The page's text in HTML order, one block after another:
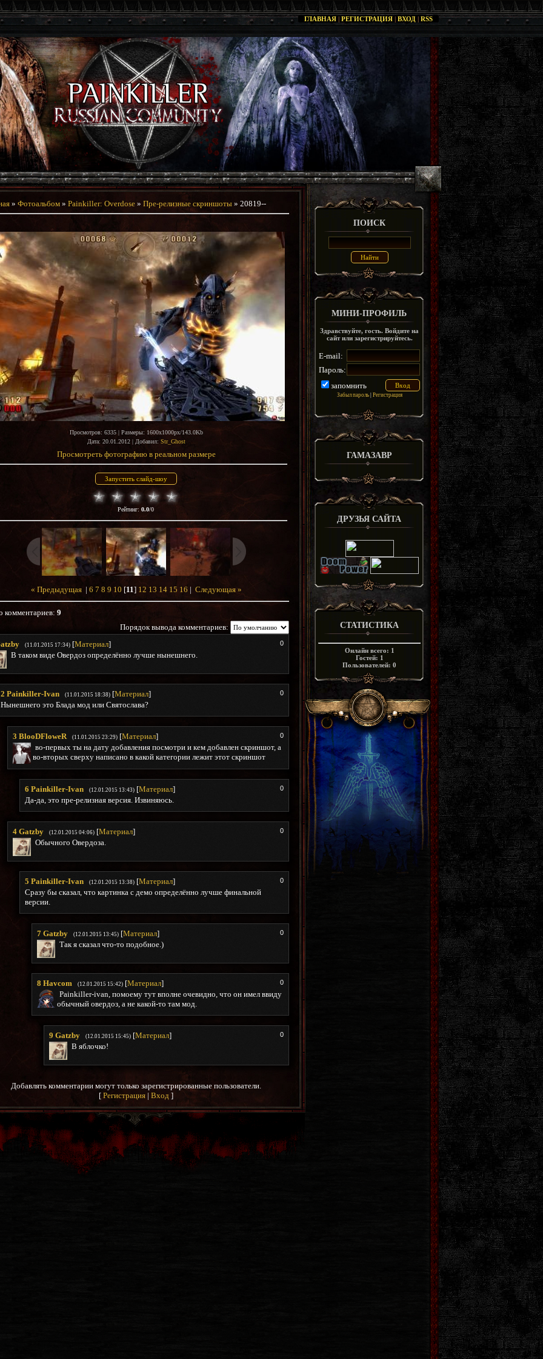
ГЛАВНАЯ | РЕГИСТРАЦИЯ | ВХОД | RSS
» Фотоальбом » Painkiller: Overdose » Пре-релизные скриншоты » 20819--
Просмотров: 6335 | Размеры: 1600x1000px/143.0Kb
Дата: 20.01.2012 | Добавил: Str_Ghost
Просмотреть фотографию в реальном размере
Рейтинг: 0.0/0
« Предыдущая| 6 7 8 9 10 [11] 12 13 14 15 16 | Следующая »
комментариев: 9
Порядок вывода комментариев:
0
(11.01.2015 17:34) [Материал]
В таком виде Овердоз определённо лучше нынешнего.
0
2 Painkiller-Ivan (11.01.2015 18:38) [Материал]
Нынешнего это Блада мод или Святослава?
0
3 BlooDFloweR (11.01.2015 23:29) [Материал]
во-первых ты на дату добавления посмотри и кем добавлен скриншот, а
во-вторых сверху написано в какой категории лежит этот скриншот
0
6 Painkiller-Ivan (12.01.2015 13:43) [Материал]
Да-да, это пре-релизная версия. Извиняюсь.
0
4 Gatzby (12.01.2015 04:06) [Материал]
Обычного Овердоза.
0
5 Painkiller-Ivan (12.01.2015 13:38) [Материал]
Сразу бы сказал, что картинка с демо определённо лучше финальной
версии.
0
7 Gatzby (12.01.2015 13:45) [Материал]
Так я сказал что-то подобное.)
0
8 Havcom (12.01.2015 15:42) [Материал]
Painkiller-ivan, помоему тут вполне очевидно, что он имел ввиду
обычный овердоз, а не какой-то там мод.
0
9 Gatzby (12.01.2015 15:45) [Материал]
В яблочко!
Добавлять комментарии могут только зарегистрированные пользователи.
[ Регистрация | Вход ]
ПОИСК
МИНИ-ПРОФИЛЬ
Здравствуйте, гость. Войдите на
сайт или зарегистрируйтесь.
E-mail:
Пароль:
запомнить
Забыл пароль| Регистрация
ГАМАЗАВР
ДРУЗЬЯ САЙТА
СТАТИСТИКА
Онлайн всего: 1
Гостей: 1
Пользователей: 0